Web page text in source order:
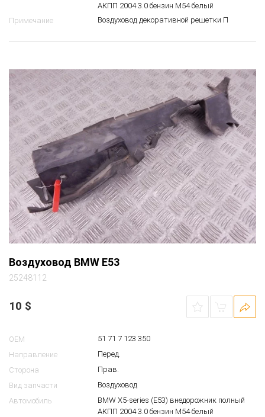
АКПП 2004 3.0 бензин M54 белый
Примечание
Воздуховод декоративной решетки П
Воздуховод BMW E53
25248112
10 $
OEM
51 71 7 123 350
Направление
Перед.
Сторона
Прав.
Вид запчасти
Воздуховод
Автомобиль
BMW X5-series (E53) внедорожник полный
АКПП 2004 3.0 бензин M54 белый